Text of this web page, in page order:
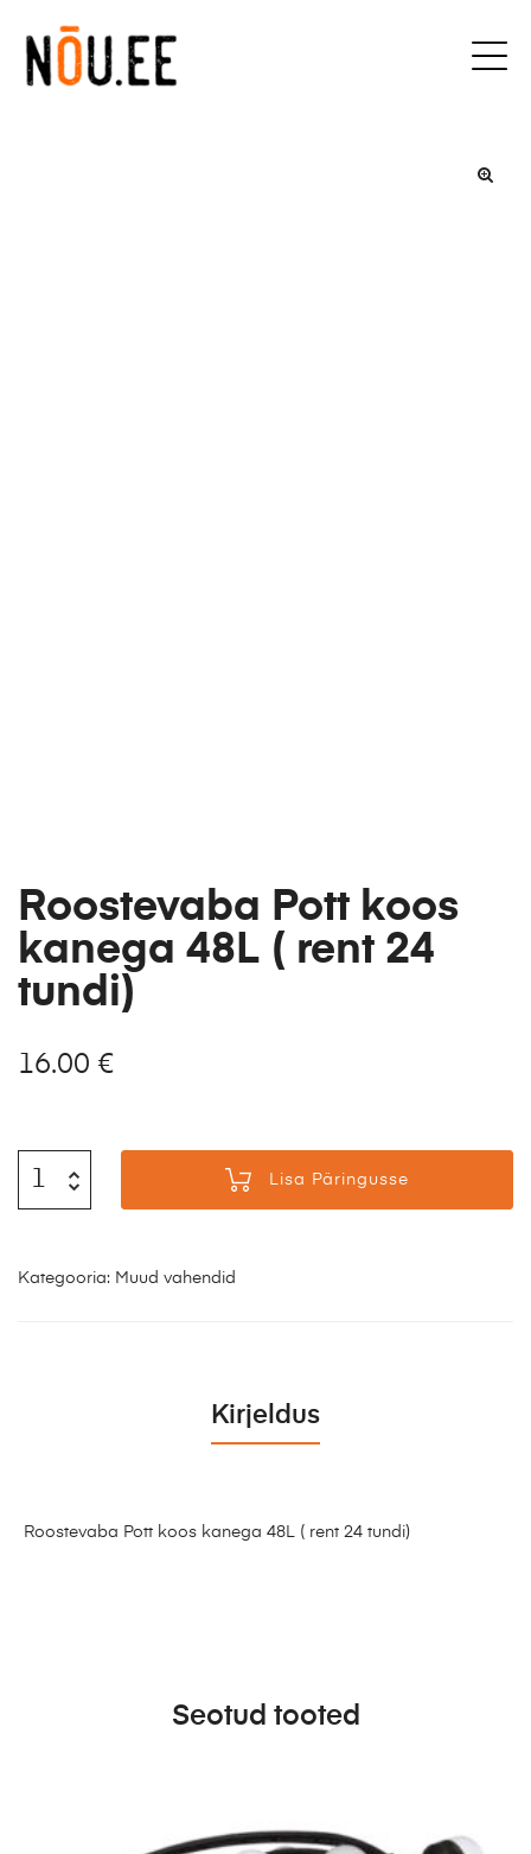
Roostevaba Pott koos
kanega 48L ( rent 24
tundi)
16.00 €
Lisa Päringusse
Kategooria: Muud vahendid
Kirjeldus
Roostevaba Pott koos kanega 48L ( rent 24 tundi)
Seotud tooted